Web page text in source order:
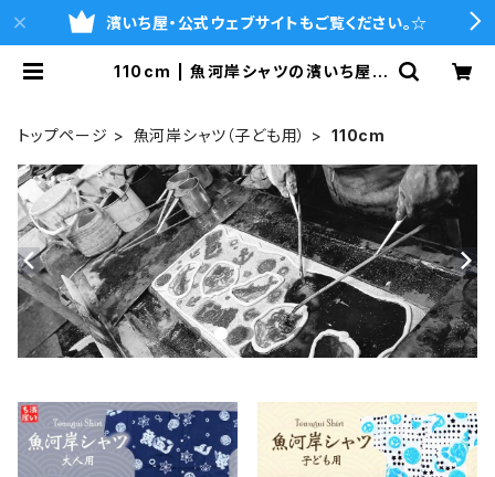
濱いち屋・公式ウェブサイトもご覧ください。☆
110cm | 魚河岸シャツの濱いち屋・
トップページ 魚河岸シャツ（子ども用） 110cm